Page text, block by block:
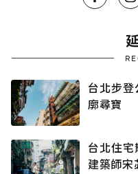
台北步登
廓尋寶
台北住宅
建築師宋